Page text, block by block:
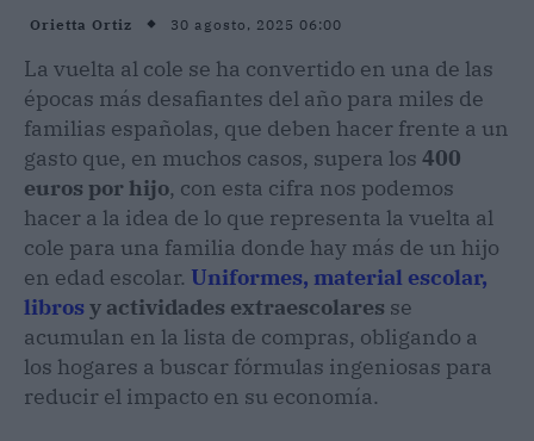
Orietta Ortiz 30 agosto, 2025 06:00
La vuelta al cole se ha convertido en una de las
épocas más desafiantes del año para miles de
familias españolas, que deben hacer frente a un
gasto que, en muchos casos, supera los 400
euros por hijo, con esta cifra nos podemos
hacer a la idea de lo que representa la vuelta al
cole para una familia donde hay más de un hijo
en edad escolar. Uniformes, material escolar,
librosy actividades extraescolares se
acumulan en la lista de compras, obligando a
los hogares a buscar fórmulas ingeniosas para
reducir el impacto en su economía.